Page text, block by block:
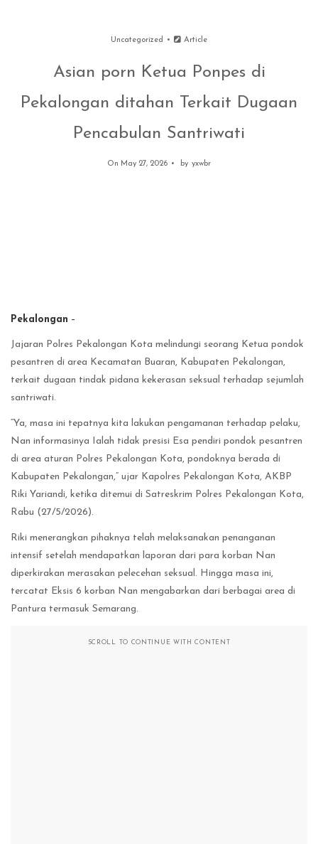
Uncategorized Article
Asian porn Ketua Ponpes di
Pekalongan ditahan Terkait Dugaan
Pencabulan Santriwati
On May 27, 2026 by yxwbr
Pekalongan –
Jajaran Polres Pekalongan Kota melindungi seorang Ketua pondok
pesantren di area Kecamatan Buaran, Kabupaten Pekalongan,
terkait dugaan tindak pidana kekerasan seksual terhadap sejumlah
santriwati.
“Ya, masa ini tepatnya kita lakukan pengamanan terhadap pelaku,
Nan informasinya Ialah tidak presisi Esa pendiri pondok pesantren
di area aturan Polres Pekalongan Kota, pondoknya berada di
Kabupaten Pekalongan,” ujar Kapolres Pekalongan Kota, AKBP
Riki Yariandi, ketika ditemui di Satreskrim Polres Pekalongan Kota,
Rabu (27/5/2026).
Riki menerangkan pihaknya telah melaksanakan penanganan
intensif setelah mendapatkan laporan dari para korban Nan
diperkirakan merasakan pelecehan seksual. Hingga masa ini,
tercatat Eksis 6 korban Nan mengabarkan dari berbagai area di
Pantura termasuk Semarang.
SCROLL TO CONTINUE WITH CONTENT